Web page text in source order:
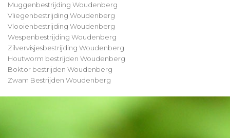
Muggenbestrijding Woudenberg
Vliegenbestrijding Woudenberg
Vlooienbestrijding Woudenberg
Wespenbestrijding Woudenberg
Zilvervisjesbestrijding Woudenberg
Houtworm bestrijden Woudenberg
Boktor bestrijden Woudenberg
Zwam Bestrijden Woudenberg